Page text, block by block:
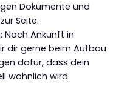
Dokumente und
Seite.
Ankunft in
dir gerne beim Aufbau
dafür, dass dein
wohnlich wird.